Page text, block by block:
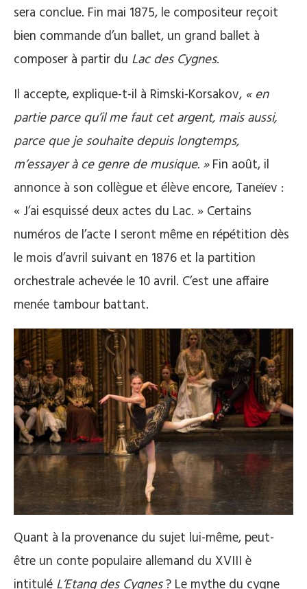
sera conclue. Fin mai 1875, le compositeur reçoit
bien commande d’un ballet, un grand ballet à
composer à partir du Lac des Cygnes.
Il accepte, explique-t-il à Rimski-Korsakov, « en
partie parce qu’il me faut cet argent, mais aussi,
parce que je souhaite depuis longtemps,
m’essayer à ce genre de musique. »Fin août, il
annonce à son collègue et élève encore, Taneïev :
« J’ai esquissé deux actes du Lac. » Certains
numéros de l’acte I seront même en répétition dès
le mois d’avril suivant en 1876 et la partition
orchestrale achevée le 10 avril. C’est une affaire
menée tambour battant.
Quant à la provenance du sujet lui-même, peut-
être un conte populaire allemand du XVIII è